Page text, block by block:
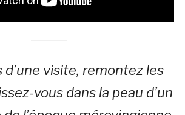
d’une visite, remontez les
vous dans la peau d’un